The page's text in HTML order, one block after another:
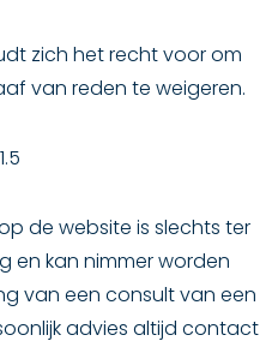
zich het recht voor om
van reden te weigeren.
1.5
de website is slechts ter
en kan nimmer worden
van een consult van een
advies altijd contact